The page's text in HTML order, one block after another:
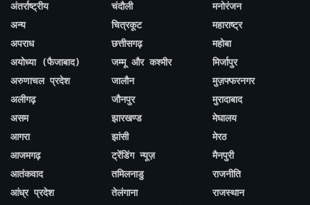
अंतर्राष्ट्रीय
अन्य
अपराध
अयोध्या (फैजाबाद)
अरुणाचल प्रदेश
अलीगढ़
असम
आगरा
आजमगढ़
आतंकवाद
आंध्र प्रदेश
चंदौली
चित्रकूट
छत्तीसगढ़
जम्मू और कश्मीर
जालौन
जौनपुर
झारखण्ड
झांसी
ट्रेंडिंग न्यूज़
तमिलनाडु
तेलंगाना
मनोरंजन
महाराष्ट्र
महोबा
मिर्जापुर
मुज़फ्फरनगर
मुरादाबाद
मेघालय
मेरठ
मैनपुरी
राजनीति
राजस्थान